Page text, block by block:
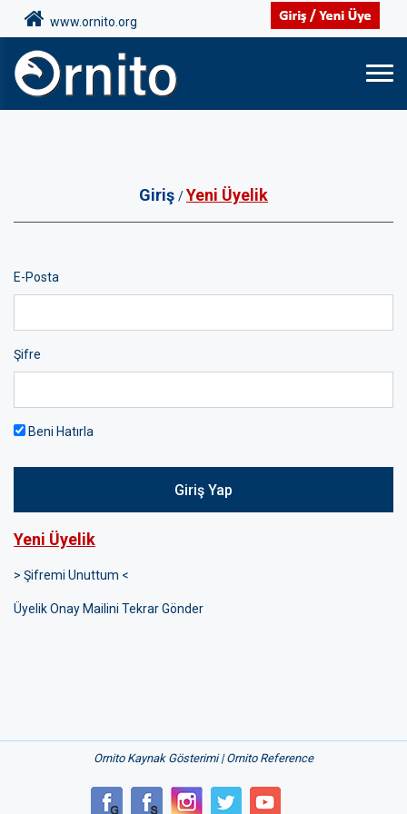
www.ornito.org
Giriş /Yeni Üyelik
E-Posta
Şifre
Beni Hatırla
Giriş Yap
Yeni Üyelik
> Şifremi Unuttum <
Üyelik Onay Mailini Tekrar Gönder
Ornito Kaynak Gösterimi | Ornito Reference